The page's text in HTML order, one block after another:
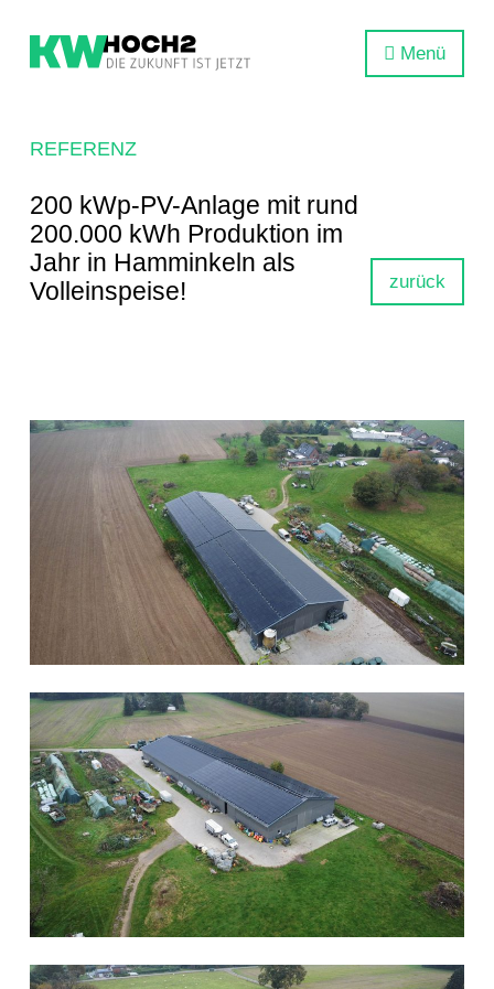
Menü
REFERENZ
200 kWp-PV-Anlage mit rund
200.000 kWh Produktion im
Jahr in Hamminkeln als
Volleinspeise!
zurück